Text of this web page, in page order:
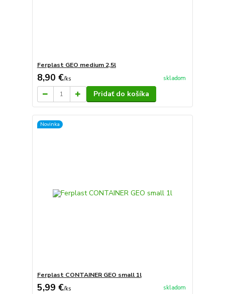
Ferplast GEO medium 2,5l
8,90 €/ks skladom
Pridať do košíka
Novinka
Ferplast CONTAINER GEO small 1l
5,99 €/ks skladom